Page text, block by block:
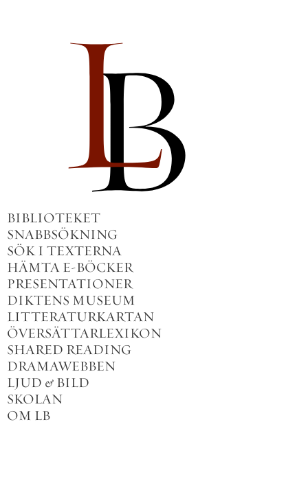
BIBLIOTEKET
SNABBSÖKNING
SÖK I TEXTERNA
HÄMTA E-BÖCKER
PRESENTATIONER
DIKTENS MUSEUM
LITTERATURKARTAN
ÖVERSÄTTARLEXIKON
SHARED READING
DRAMAWEBBEN
LJUD & BILD
SKOLAN
OM LB